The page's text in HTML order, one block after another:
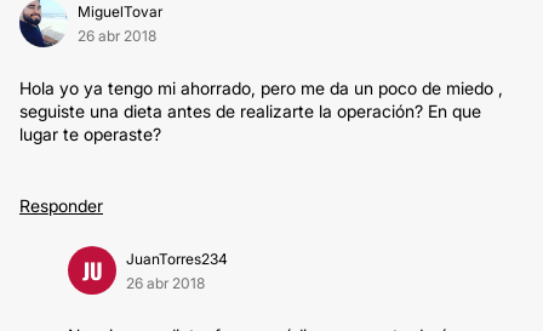
MiguelTovar
26 abr 2018
Hola yo ya tengo mi ahorrado, pero me da un poco de miedo ,
seguiste una dieta antes de realizarte la operación? En que
lugar te operaste?
Responder
JU
JuanTorres234
26 abr 2018